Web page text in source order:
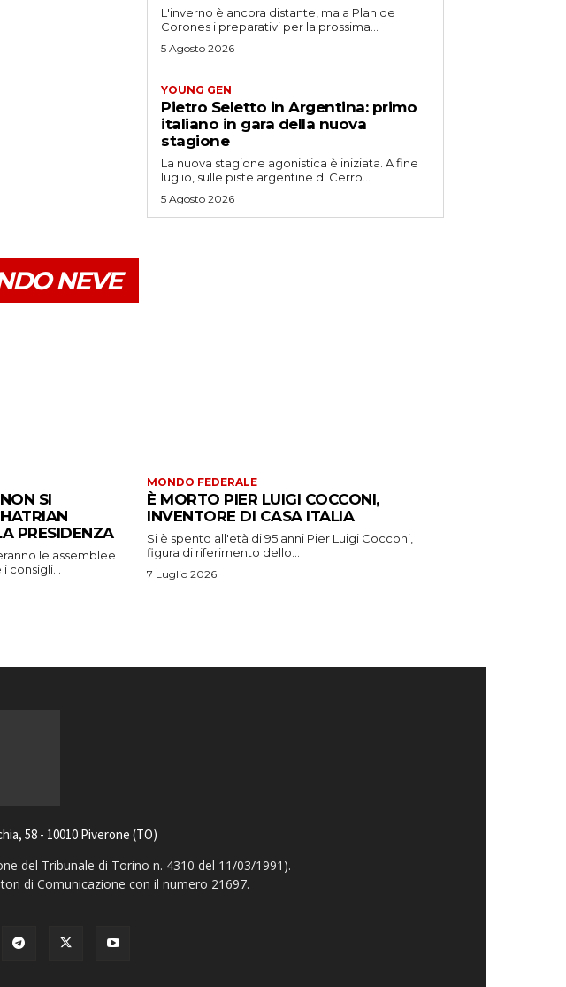
L'inverno è ancora distante, ma a Plan de
Corones i preparativi per la prossima...
5 Agosto 2026
YOUNG GEN
Pietro Seletto in Argentina: primo
italiano in gara della nuova
stagione
La nuova stagione agonistica è iniziata. A fine
luglio, sulle piste argentine di Cerro...
5 Agosto 2026
NEVE
SI
PRESIDENZA
le assemblee
MONDO FEDERALE
È MORTO PIER LUIGI COCCONI,
INVENTORE DI CASA ITALIA
Si è spento all'età di 95 anni Pier Luigi Cocconi,
figura di riferimento dello...
7 Luglio 2026
58 - 10010 Piverone (TO)
del Tribunale di Torino n. 4310 del 11/03/1991).
di Comunicazione con il numero 21697.